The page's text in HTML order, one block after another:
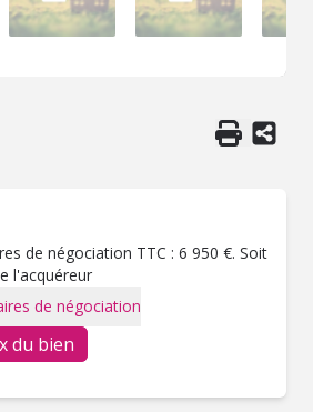
de négociation TTC : 6 950 €. Soit
l'acquéreur
de négociation
du bien